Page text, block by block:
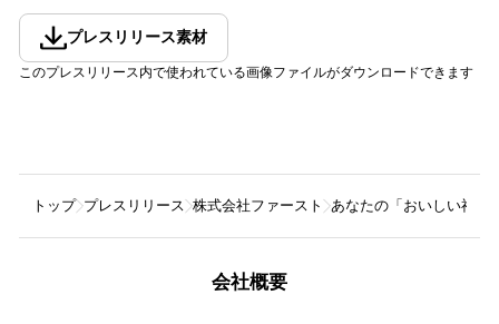
プレスリリース素材
このプレスリリース内で使われている画像ファイルがダウンロードできます
トップ プレスリリース 株式会社ファースト あなたの「おいしい福岡
会社概要